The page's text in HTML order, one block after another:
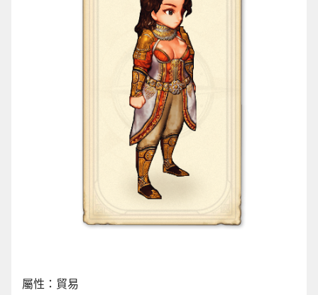
屬性：貿易